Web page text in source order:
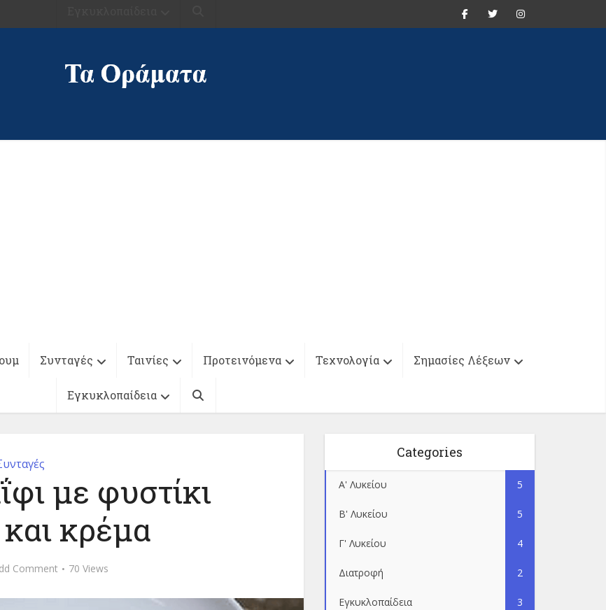
Συνταγές Ταινίες Προτεινόμενα Τεχνολογία Σημασίες Λέξεων
Εγκυκλοπαίδεια
με φυστίκι
και κρέμα
Comment 70 Views
Categories
Α' Λυκείου 5
Β' Λυκείου 5
Γ' Λυκείου 4
Διατροφή 2
Εγκυκλοπαίδεια 3